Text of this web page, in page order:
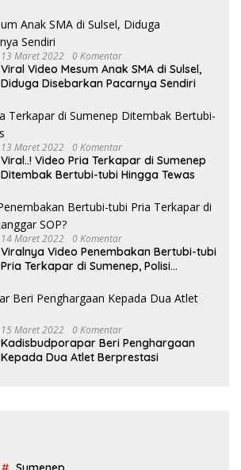
13 Maret 2022 0 Komentar
Viral Video Mesum Anak SMA di Sulsel,
Diduga Disebarkan Pacarnya Sendiri
13 Maret 2022 0 Komentar
Viral..! Video Pria Terkapar di Sumenep
Ditembak Bertubi-tubi Hingga Tewas
14 Maret 2022 0 Komentar
Viralnya Video Penembakan Bertubi-tubi
Pria Terkapar di Sumenep, Polisi
15 Maret 2022 0 Komentar
Kadisbudporapar Beri Penghargaan
Kepada Dua Atlet Berprestasi